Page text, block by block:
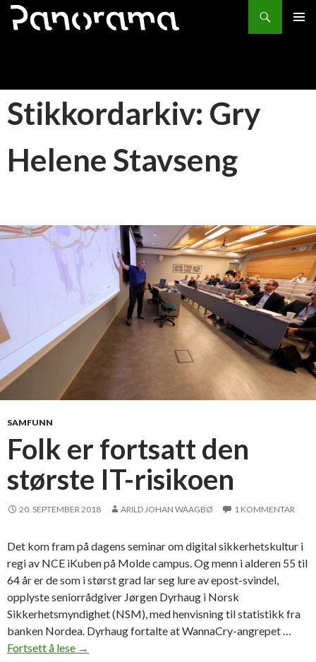
Søk
HOPP
Stikkordarkiv: Gry
Helene Stavseng
SAMFUNN
Folk er fortsatt den
største IT-risikoen
20. SEPTEMBER 2018 ARILD JOHAN WAAGBØ 1 KOMMENTAR
Det kom fram på dagens seminar om digital sikkerhetskultur i
regi av NCE iKuben på Molde campus. Og menn i alderen 55 til
64 år er de som i størst grad lar seg lure av epost-svindel,
opplyste seniorrådgiver Jørgen Dyrhaug i Norsk
Sikkerhetsmyndighet (NSM), med henvisning til statistikk fra
banken Nordea. Dyrhaug fortalte at WannaCry-angrepet …
Fortsett å lese F
→